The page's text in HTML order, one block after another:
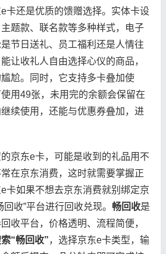
卡还是优质的馈赠选择。实体卡设
题款、联名款等多种样式，电子
节日送礼、员工福利还是人情往
让收礼人自由选择心仪的商品，
尬。同时，它支持多卡叠加使
用49张，未用完的余额会保留在
续使用，还能与优惠券叠加，进
京东e卡，可能是收到的礼品用不
常在京东消费，这时就需要掌握正
卡如果不想去京东消费就别绑定京
收”平台进行回收兑现。 畅回收是
收平台，价格透明、流程简便，
“畅回收”，选择京东e卡类型，输